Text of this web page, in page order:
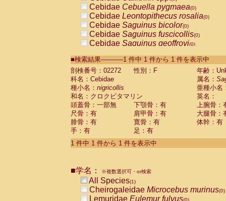
Cebidae Cebuella pygmaea(0)
Cebidae Leontopithecus rosalia(0)
Cebidae Saguinus bicolor(0)
Cebidae Saguinus fuscicollis(0)
Cebidae Saguinus geoffroyi(0)
CebidaeSaguinus labiatus(0)
Cebidae Saguinus leucopus (0)
Cebidae
CebidaeSaguinus mystax
CebidaeSaguinus nigricollis (1)
Cebidae Saguinus oedipus
Cebidae Saguinus weddelli
Cebidae Saguinusspp.
Cebidae Aotus trivirgatus
Cebidae Cebus albifrons
CebidaeCebus nigrivittatus
CebidaeCebus
CebidaeSaimiri boliviensis(0)
CebidaeSaimiri sciureus(0)
■検索結果-----------1 件中 1 件から 1 件を表示中
剖検番号：02272
性別：F
年齢：
科名：Cebidae
属名：
種小名： nigricollis
亜種小名
和名：クロクビタマリン
英名：
頭蓋骨：一部無
下顎骨：有
上腕骨：
尺骨：有
肩甲骨：有
大腿骨：
腓骨：有
寛骨：有
体幹：有
手：有
足：有
1 件中 1 件から 1 件を表示中
■学名： ※複数選択可・or検索
All Species(1)
Cheirogaleidae Microcebus murinus(0)
Lemuridae Eulemur fulvus(0)